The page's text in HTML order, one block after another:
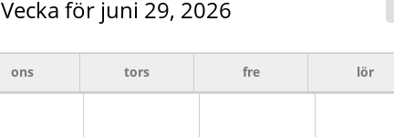
Vecka för juni 29, 2026
ons tors fre lör